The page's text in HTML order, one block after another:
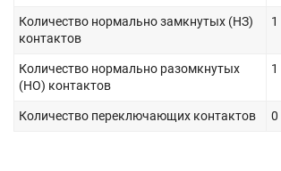
Количество нормально замкнутых (НЗ)
контактов
1
Количество нормально разомкнутых
(НО) контактов
1
Количество переключающих контактов 0